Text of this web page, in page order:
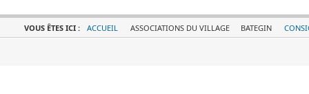
VOUS ÊTES ICI : ACCUEIL ASSOCIATIONS DU VILLAGE BATEGIN